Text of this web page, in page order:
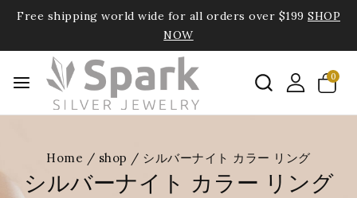
Free shipping world wide for all orders over $199 SHOP
NOW
0
Home / shop / シルバーナイト カラー リング
シルバーナイト カラー リング